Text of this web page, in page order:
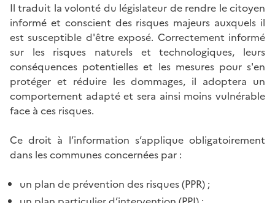
Il traduit la volonté du législateur de rendre le citoyen
informé et conscient des risques majeurs auxquels il
est susceptible d'être exposé. Correctement informé
sur les risques naturels et technologiques, leurs
conséquences potentielles et les mesures pour s'en
protéger et réduire les dommages, il adoptera un
comportement adapté et sera ainsi moins vulnérable
face à ces risques.
Ce droit à l’information s’applique obligatoirement
dans les communes concernées par :
un plan de prévention des risques (PPR) ;